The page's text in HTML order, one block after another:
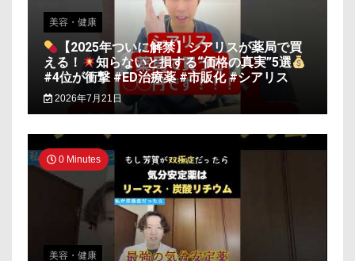
美容・健康
【2025年ついに解禁】シアリスが薬局で買
える！
知らないと損する“価格の真実”5選
#4位が衝撃 #ED治療薬 #市販化 #シアリス
2026年7月21日
0 Minutes
美容・健康